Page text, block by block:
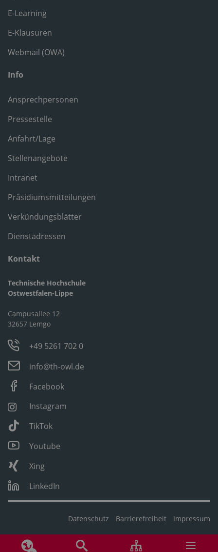
E-Learning
E-Klausuren
Webmail (OWA)
Info
Ansprechpersonen
Pressestelle
Anfahrt/Lage
Stellenangebote
Intranet
Präsidiumsmitteilungen
Verkündungsblätter
Dienstadressen
Kontakt
Technische Hochschule
Ostwestfalen-Lippe
Campusallee 12
32657 Lemgo
+49 5261 702 0
info@th-owl.de
Facebook
Instagram
TikTok
Youtube
Xing
LinkedIn
Datenschutz Barrierefreiheit Impressum